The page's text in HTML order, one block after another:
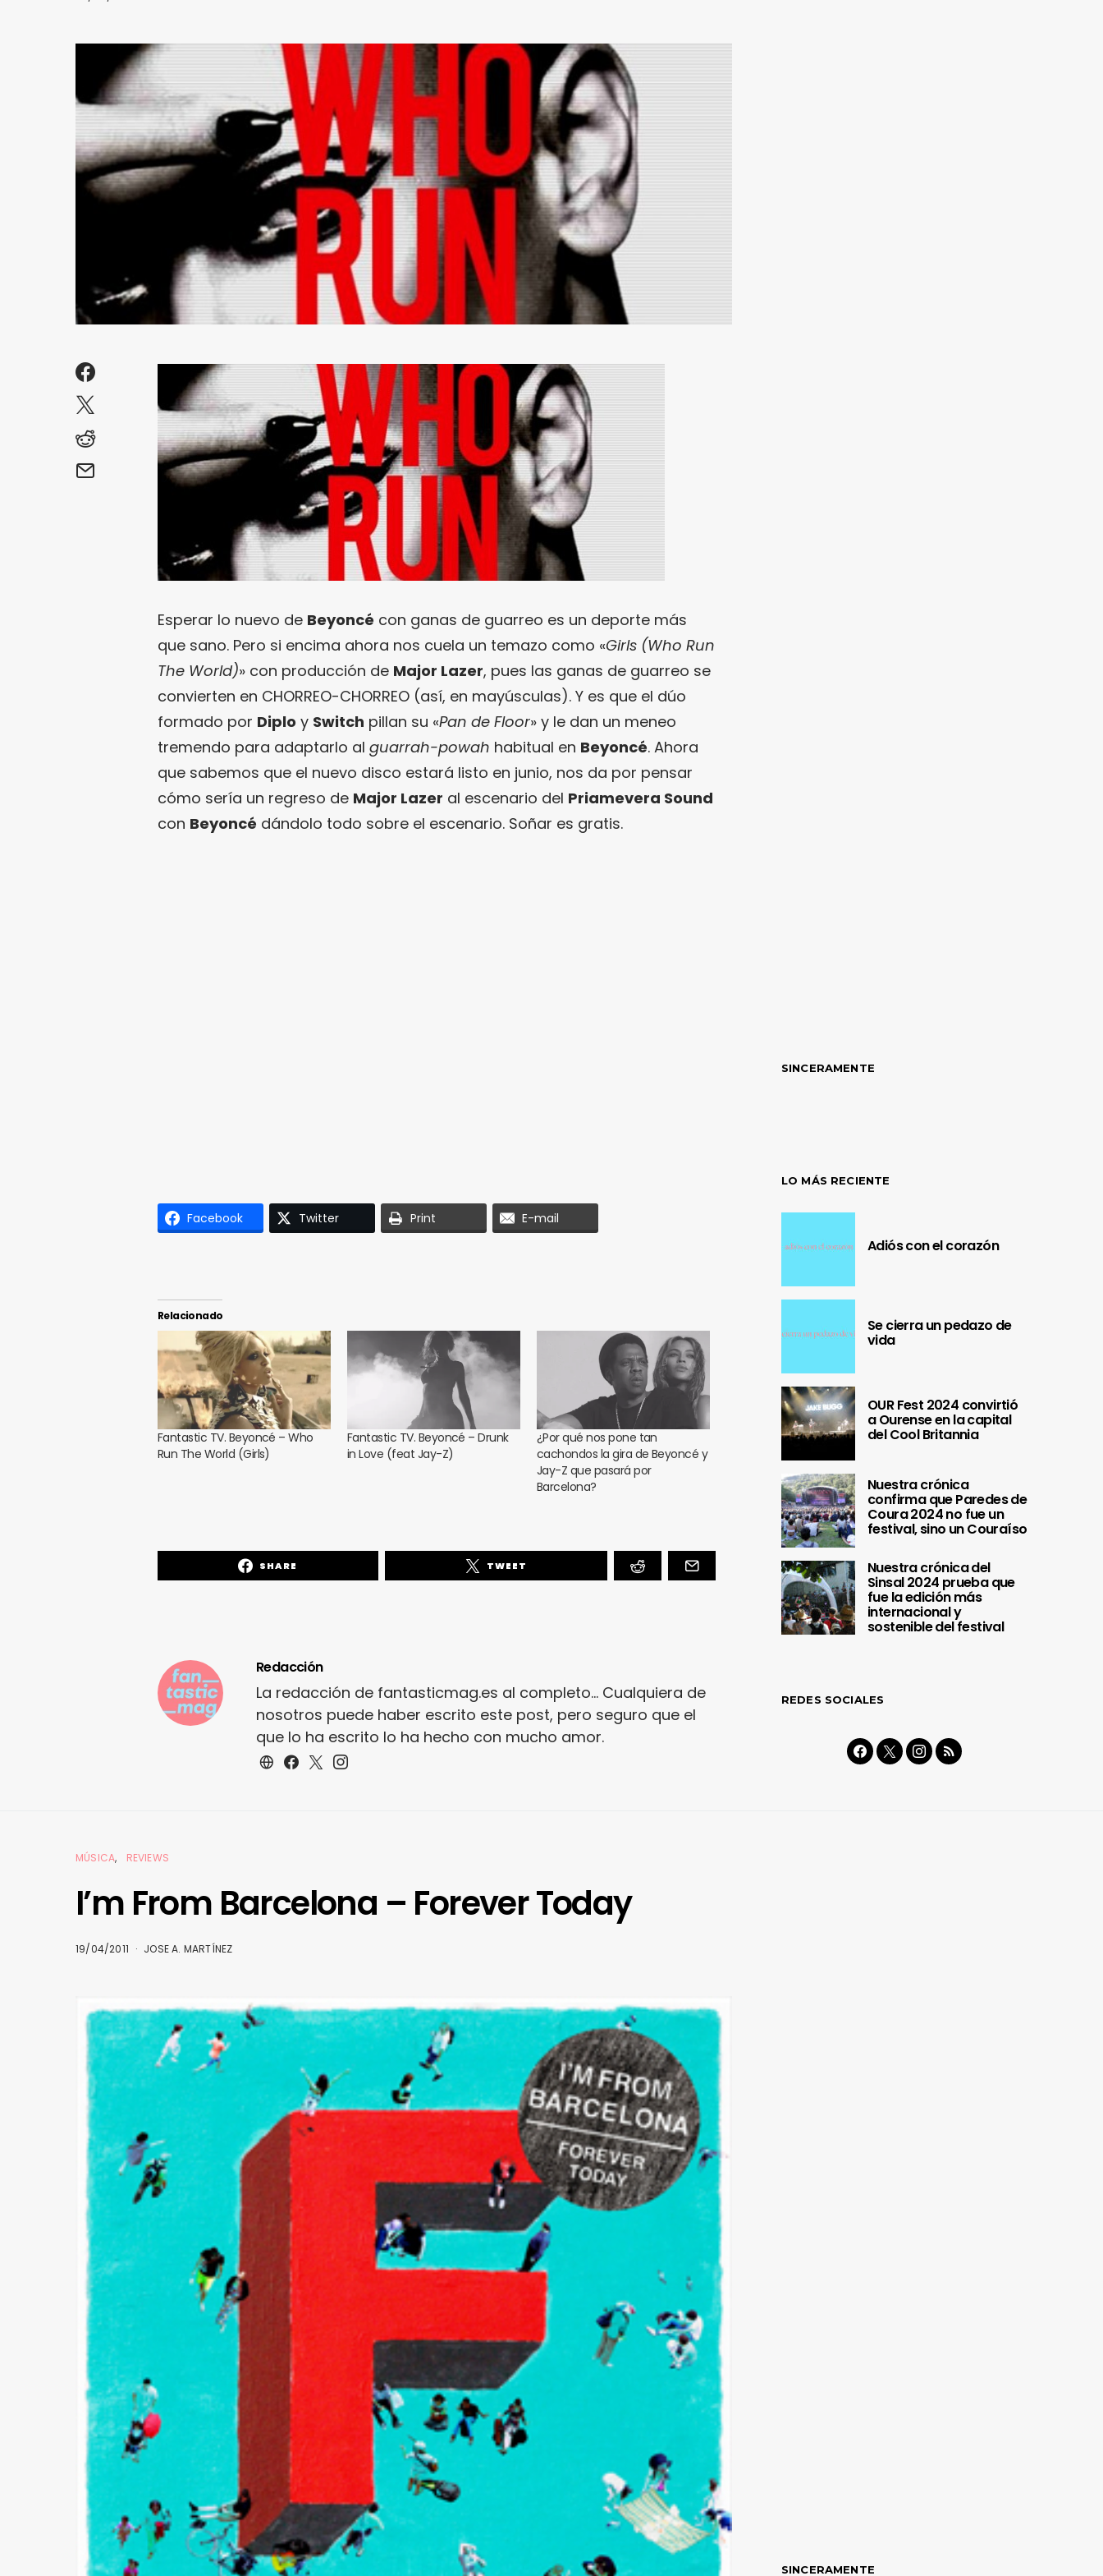
Esperar lo nuevo de Beyoncé con ganas de guarreo es un deporte más
que sano. Pero si encima ahora nos cuela un temazo como «Girls (Who Run
The World)» con producción de Major Lazer, pues las ganas de guarreo se
convierten en CHORREO-CHORREO (así, en mayúsculas). Y es que el dúo
formado por Diplo y Switch pillan su «Pan de Floor» y le dan un meneo
tremendo para adaptarlo al guarrah-powah habitual en Beyoncé. Ahora
que sabemos que el nuevo disco estará listo en junio, nos da por pensar
cómo sería un regreso de Major Lazer al escenario del Priamevera Sound
con Beyoncé dándolo todo sobre el escenario. Soñar es gratis.
Facebook Twitter Print E-mail
Relacionado
Fantastic TV. Beyoncé – Who
Run The World (Girls)
Fantastic TV. Beyoncé – Drunk
in Love (feat Jay-Z)
¿Por qué nos pone tan
cachondos la gira de Beyoncé y
Jay-Z que pasará por
Barcelona?
SHARE TWEET
Redacción
La redacción de fantasticmag.es al completo... Cualquiera de
nosotros puede haber escrito este post, pero seguro que el
que lo ha escrito lo ha hecho con mucho amor.
SINCERAMENTE
LO MÁS RECIENTE
Adiós con el corazón
Se cierra un pedazo de
vida
OUR Fest 2024 convirtió
a Ourense en la capital
del Cool Britannia
Nuestra crónica
confirma que Paredes de
Coura 2024 no fue un
festival, sino un Couraíso
Nuestra crónica del
Sinsal 2024 prueba que
fue la edición más
internacional y
sostenible del festival
REDES SOCIALES
MÚSICA REVIEWS
I’m From Barcelona – Forever Today
19/04/2011 JOSE A. MARTÍNEZ
SINCERAMENTE